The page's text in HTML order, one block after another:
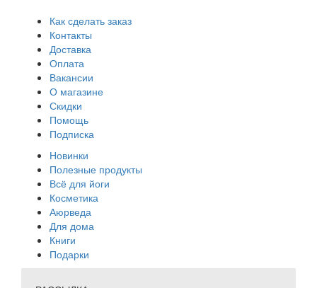
Как сделать заказ
Контакты
Доставка
Оплата
Вакансии
О магазине
Скидки
Помощь
Подписка
Новинки
Полезные продукты
Всё для йоги
Косметика
Аюрведа
Для дома
Книги
Подарки